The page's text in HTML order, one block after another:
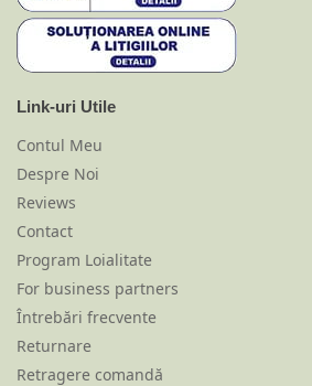
Link-uri Utile
Contul Meu
Despre Noi
Reviews
Contact
Program Loialitate
For business partners
Întrebări frecvente
Returnare
Retragere comandă